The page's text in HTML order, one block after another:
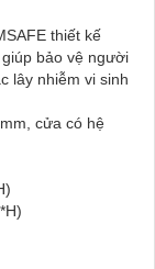
thiết kế
bảo vệ người
lây nhiễm vi sinh
cửa có hệ